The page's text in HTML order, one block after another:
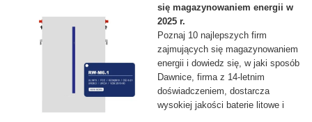
się magazynowaniem energii w
2025 r.
Poznaj 10 najlepszych firm
zajmujących się magazynowaniem
energii i dowiedz się, w jaki sposób
Dawnice, firma z 14-letnim
doświadczeniem, dostarcza
wysokiej jakości baterie litowe i